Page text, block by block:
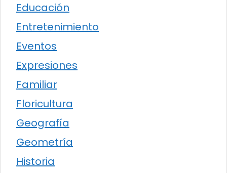
Educación
Entretenimiento
Eventos
Expresiones
Familiar
Floricultura
Geografía
Geometría
Historia